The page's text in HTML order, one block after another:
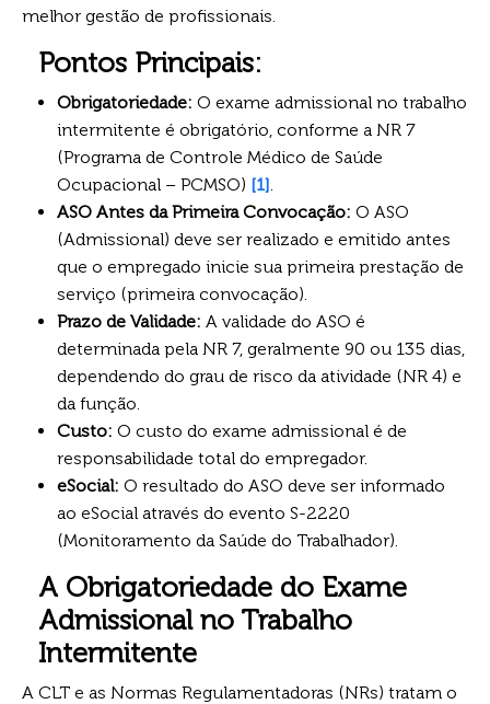
melhor gestão de profissionais.
Pontos Principais:
Obrigatoriedade: O exame admissional no trabalho
intermitente é obrigatório, conforme a NR 7
(Programa de Controle Médico de Saúde
Ocupacional – PCMSO) [1].
ASO Antes da Primeira Convocação: O ASO
(Admissional) deve ser realizado e emitido antes
que o empregado inicie sua primeira prestação de
serviço (primeira convocação).
Prazo de Validade: A validade do ASO é
determinada pela NR 7, geralmente 90 ou 135 dias,
dependendo do grau de risco da atividade (NR 4) e
da função.
Custo: O custo do exame admissional é de
responsabilidade total do empregador.
eSocial: O resultado do ASO deve ser informado
ao eSocial através do evento S-2220
(Monitoramento da Saúde do Trabalhador).
A Obrigatoriedade do Exame
Admissional no Trabalho
Intermitente
A CLT e as Normas Regulamentadoras (NRs) tratam o